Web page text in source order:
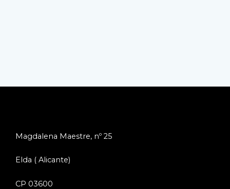
Magdalena Maestre, nº 25
Elda ( Alicante)
CP 03600